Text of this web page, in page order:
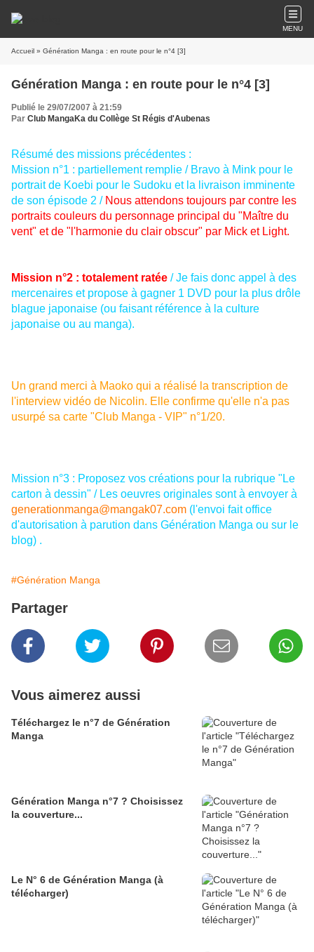
MENU
Accueil » Génération Manga : en route pour le n°4 [3]
Génération Manga : en route pour le n°4 [3]
Publié le 29/07/2007 à 21:59
Par Club MangaKa du Collège St Régis d'Aubenas
Résumé des missions précédentes :
Mission n°1 : partiellement remplie / Bravo à Mink pour le
portrait de Koebi pour le Sudoku et la livraison imminente
de son épisode 2 / Nous attendons toujours par contre les
portraits couleurs du personnage principal du "Maître du
vent" et de "l'harmonie du clair obscur" par Mick et Light.
Mission n°2 : totalement ratée / Je fais donc appel à des
mercenaires et propose à gagner 1 DVD pour la plus drôle
blague japonaise (ou faisant référence à la culture
japonaise ou au manga).
Un grand merci à Maoko qui a réalisé la transcription de
l'interview vidéo de Nicolin. Elle confirme qu'elle n'a pas
usurpé sa carte "Club Manga - VIP" n°1/20.
Mission n°3 : Proposez vos créations pour la rubrique "Le
carton à dessin" / Les oeuvres originales sont à envoyer à
generationmanga@mangak07.com (l'envoi fait office
d'autorisation à parution dans Génération Manga ou sur le
blog) .
#Génération Manga
Partager
Vous aimerez aussi
Téléchargez le n°7 de Génération
Manga
Génération Manga n°7 ? Choisissez
la couverture...
Le N° 6 de Génération Manga (à
télécharger)